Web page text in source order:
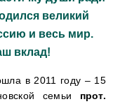
великий
и весь мир.
вклад!
в 2011 году – 15
семьи прот.